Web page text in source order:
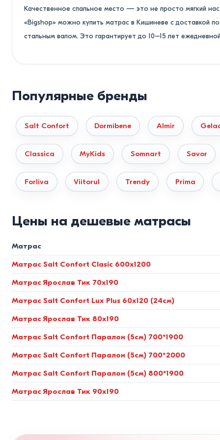
пена Hypersoft 16
пена Water Flex 130
кусочки Water Flex 16
Качественное спальное место — это не просто мягкий
«Bigshop» можно купить матрас в Кишиневе с доставкой
стальным валом. Это гарантирует до 10–15 лет
Как выбрать матрас по
Главная ошибка при покупке в интернете — выбирать
технологов:
Вес до 60 кг (хрупкое телосложение, дети, люди
Наполнители из вязкоэластичной пены с эффектом
циркуляцию крови в суставах.
Вес от 90 до 120 кг и более (повышенная нагрузка).
анатомической поддержки.
Разница между пружинными
Анатомические блоки
Основа современного ортопедического матраса — блок
упакована в отдельный текстильный чехол из спанбонда.
Такой механизм полностью исключает волновые
изоляции движений). Матрас точечно прогибается только
пробуждений из-за затекания мышц.
Популярные бренды
Salt Confort Dormibene Almir
Classica MyKids Somnart Savor
Forliva Viitorul Trendy Prima
Цены на дешевые матрасы
Матрас
Матрас Salt Confort Clasic 600x1200
Матрас Ярослав Тик 70x190
Матрас Salt Confort Lux Plus 60x120 (24см)
Матрас Ярослав Тик 80x190
Матрас Salt Confort Паралон (5см) 700*1900
Матрас Salt Confort Паралон (5см) 700*2000
Матрас Salt Confort Паралон (5см) 800*1900
Матрас Ярослав Тик 90x190